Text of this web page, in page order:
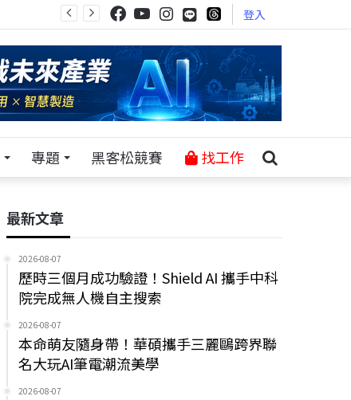
登入
專題 黑客松競賽 找工作
最新文章
2026-08-07
歷時三個月成功驗證！Shield AI 攜手中科
院完成無人機自主搜索
2026-08-07
本命萌友隨身帶！華碩攜手三麗鷗跨界聯
名大玩AI筆電潮流美學
2026-08-07